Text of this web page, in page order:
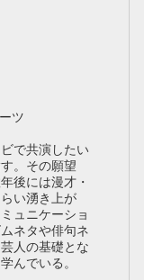
ツ
で共演したい
。その願望
後には漫才・
い湧き上が
ュニケーショ
ネタや俳句ネ
人の基礎とな
んでいる。